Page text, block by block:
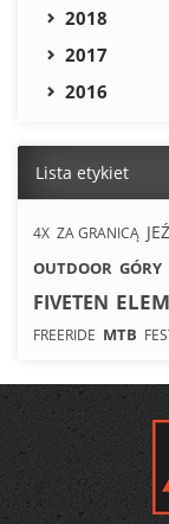
2018
2017
2016
Lista etykiet
4X ZA GRANICĄ
OUTDOOR GÓRY
FIVETEN
FREERIDE MTB